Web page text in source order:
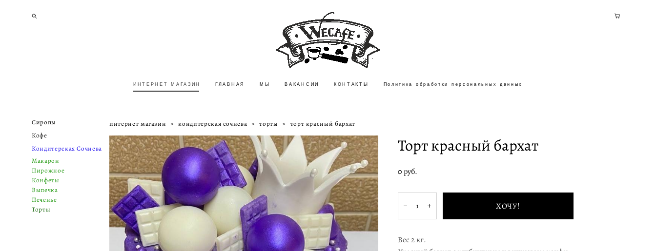
ИНТЕРНЕТ МАГАЗИН ГЛАВНАЯ МЫ ВАКАНСИИ КОНТАКТЫ Политика обработки персональных данных
ИНТЕРНЕТ МАГАЗИН ГЛАВНАЯ МЫ ВАКАНСИИ КОНТАКТЫ Политика обработки персональных данных
Сиропы
Кофе
Кондитерская Сочнева
Макарон
Пирожное
Конфеты
Выпечка
Печенье
Торты
интернет магазин > кондитерская сочнева > торты > торт красный бархат
Торт красный бархат
0 pуб.
ХОЧУ!
Вес 2 кг.